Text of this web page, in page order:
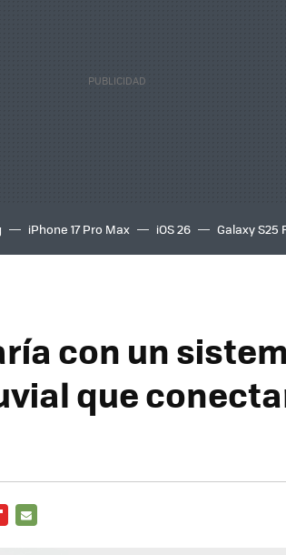
iPhone 17 Pro Max iOS 26 Galaxy S25
con un
que